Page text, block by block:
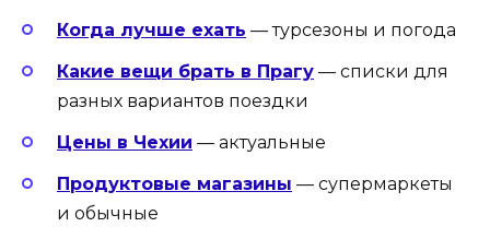
Когда лучше ехать — турсезоны и погода
Какие вещи брать в Прагу — списки для
разных вариантов поездки
Цены в Чехии — актуальные
Продуктовые магазины — супермаркеты
и обычные